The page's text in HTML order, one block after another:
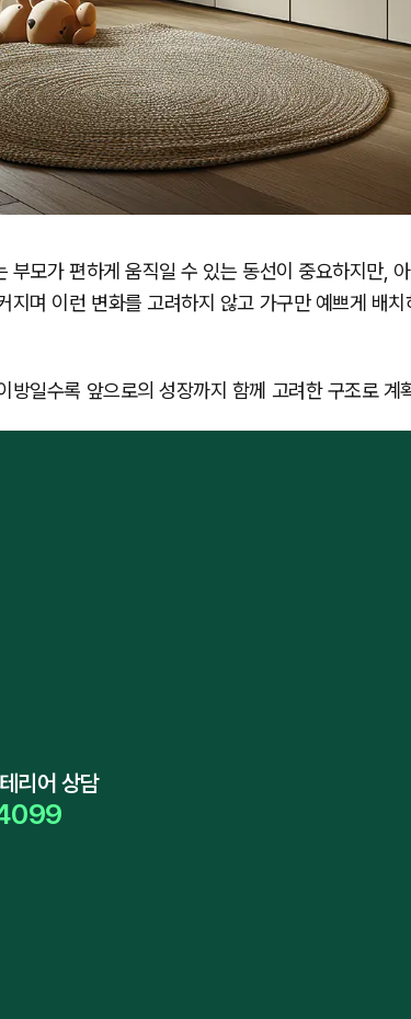
부모가 편하게 움직일 수 있는 동선이 중요하지만,
지며 이런 변화를 고려하지 않고 가구만 예쁘게 배
방일수록 앞으로의 성장까지 함께 고려한 구조로 계
리어 상담